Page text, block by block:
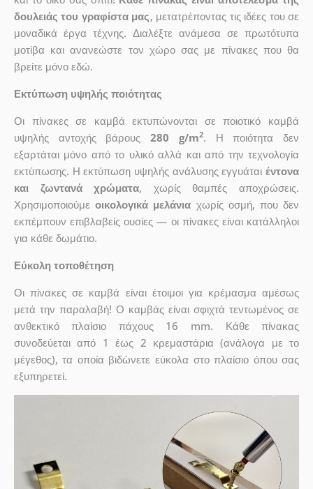
δουλειάς του γραφίστα μας, μετατρέποντας τις ιδέες του σε
μοναδικά έργα τέχνης. Διαλέξτε ανάμεσα σε πρωτότυπα
μοτίβα και ανανεώστε τον χώρο σας με πίνακες που θα
βρείτε μόνο εδώ.
Εκτύπωση υψηλής ποιότητας
Οι πίνακες σε καμβά εκτυπώνονται σε ποιοτικό καμβά
υψηλής αντοχής βάρους280 g/m2. Η ποιότητα δεν
εξαρτάται μόνο από το υλικό αλλά και από την τεχνολογία
εκτύπωσης. Η εκτύπωση υψηλής ανάλυσης εγγυάταιέντονα
και ζωντανά χρώματα, χωρίς θαμπές αποχρώσεις.
Χρησιμοποιούμεοικολογικά μελάνια χωρίς οσμή, που δεν
εκπέμπουν επιβλαβείς ουσίες — οι πίνακες είναι κατάλληλοι
για κάθε δωμάτιο.
Εύκολη τοποθέτηση
Οι πίνακες σε καμβά είναι έτοιμοι για κρέμασμα αμέσως
μετά την παραλαβή! Ο καμβάς είναι σφιχτά τεντωμένος σε
ανθεκτικό πλαίσιο πάχους 16 mm. Κάθε πίνακας
συνοδεύεται από 1 έως 2 κρεμαστάρια (ανάλογα με το
μέγεθος), τα οποία βιδώνετε εύκολα στο πλαίσιο όπου σας
εξυπηρετεί.